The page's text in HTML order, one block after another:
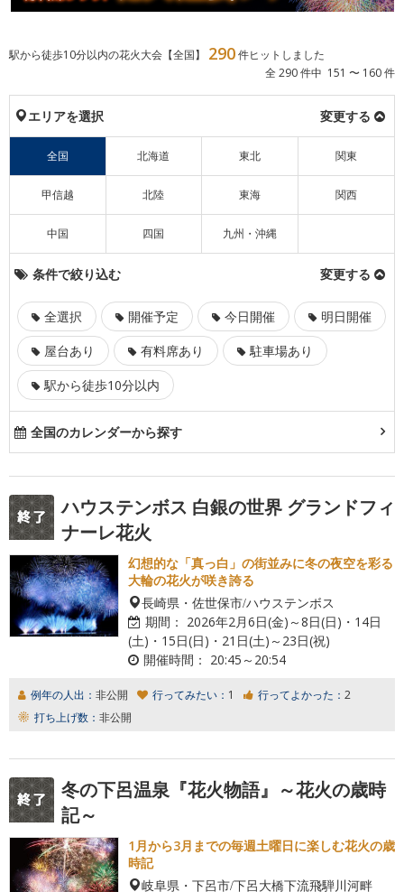
駅から徒歩10分以内の花火大会【全国】 290件ヒットしました
全 290 件中 151 〜 160 件
エリアを選択 変更する
全国 北海道 東北 関東
甲信越 北陸 東海 関西
中国 四国 九州・沖縄
条件で絞り込む 変更する
全選択 開催予定 今日開催
明日開催
屋台あり
有料席あり
駐車場あり
駅から徒歩10分以内
全国のカレンダーから探す
ハウステンボス 白銀の世界 グランドフィ
ナーレ花火
幻想的な「真っ白」の街並みに冬の夜空を彩る
大輪の花火が咲き誇る
長崎県・佐世保市/ハウステンボス
期間： 2026年2月6日(金)～8日(日)・14日
(土)・15日(日)・21日(土)～23日(祝)
開催時間： 20:45～20:54
例年の人出： 非公開 行ってみたい： 1 行ってよかった： 2
打ち上げ数： 非公開
冬の下呂温泉『花火物語』～花火の歳時
記～
1月から3月までの毎週土曜日に楽しむ花火の歳
時記
岐阜県・下呂市/下呂大橋下流飛騨川河畔